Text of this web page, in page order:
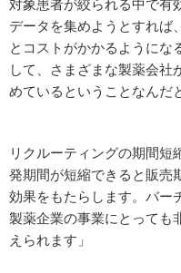
対象患者が絞られる中で有
データを集めようとすれば
とコストがかかるようにな
して、さまざまな製薬会社
めているということなんだ
リクルーティングの期間短
発期間が短縮できると販売
効果をもたらします。バー
製薬企業の事業にとっても
えられます」